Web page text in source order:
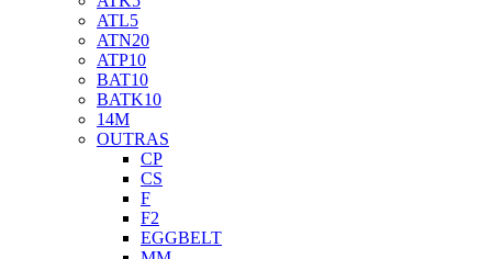
ATL5
ATN20
ATP10
BAT10
BATK10
14M
OUTRAS
CP
CS
F
F2
EGGBELT